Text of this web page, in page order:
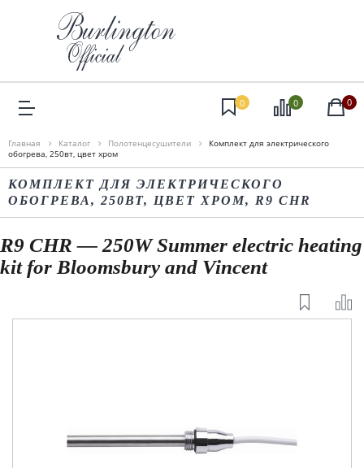
0 0 0
Главная Каталог Полотенцесушители
Комплект для электрического
обогрева, 250вт, цвет хром
КОМПЛЕКТ ДЛЯ ЭЛЕКТРИЧЕСКОГО
ОБОГРЕВА, 250ВТ, ЦВЕТ ХРОМ, R9 CHR
R9 CHR — 250W Summer electric heating
kit for Bloomsbury and Vincent